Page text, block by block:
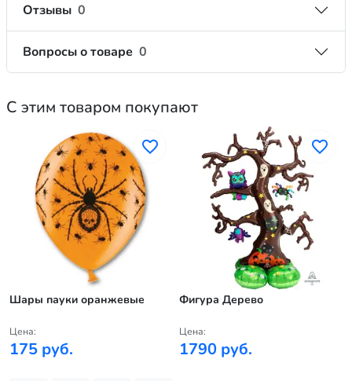
Отзывы 0
Вопросы о товаре 0
С этим товаром покупают
Шары пауки оранжевые
Цена:
175 руб.
Фигура Дерево
Цена:
1790 руб.